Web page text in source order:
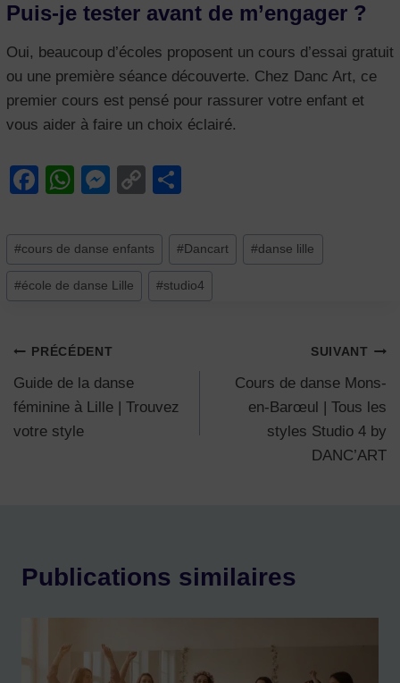
Puis-je tester avant de m’engager ?
Oui, beaucoup d’écoles proposent un cours d’essai gratuit
ou une première séance découverte. Chez Danc Art, ce
premier cours est pensé pour rassurer votre enfant et
vous aider à faire un choix éclairé.
F
c
e
b
o
k
W
at
s
A
p
M
ss
e
n
er
C
p
y
Li
ta
g
er
Étiquettes
de
la
#cours de danse enfants #Dancart #danse lille
#école de danse Lille #studio4
Navigation
de
l’article
PRÉCÉDENT
Guide de la danse
féminine à Lille | Trouvez
votre style
SUIVANT
Cours de danse Mons-
en-Barœul | Tous les
styles Studio 4 by
DANC’ART
Publications similaires